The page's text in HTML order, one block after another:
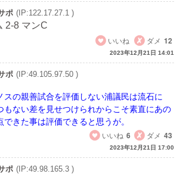
ポ (IP:122.17.27.1 )
2-8 マンC
いいね
ダメ 12
2023年12月21日 14:01
ポ (IP:49.105.97.50 )
スの親善試合を評価しない浦議民は流石に
もない差を見せつけられからこそ素直にあの
きた事は評価できると思うが。
いいね 6 ダメ 43
2023年12月21日 17:00
ポ (IP:49.98.165.3 )